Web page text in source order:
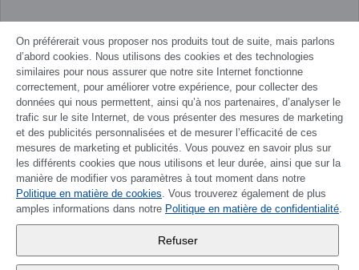
DEUTSCH
Fabrikstrasse 10, 3176 Neuenegg
On préférerait vous proposer nos produits tout de suite, mais parlons
d’abord cookies. Nous utilisons des cookies et des technologies
similaires pour nous assurer que notre site Internet fonctionne
correctement, pour améliorer votre expérience, pour collecter des
données qui nous permettent, ainsi qu’à nos partenaires, d’analyser le
trafic sur le site Internet, de vous présenter des mesures de marketing
et des publicités personnalisées et de mesurer l’efficacité de ces
mesures de marketing et publicités. Vous pouvez en savoir plus sur
les différents cookies que nous utilisons et leur durée, ainsi que sur la
manière de modifier vos paramètres à tout moment dans notre
Politique en matière de cookies. Vous trouverez également de plus
amples informations dans notre Politique en matière de confidentialité.
Refuser